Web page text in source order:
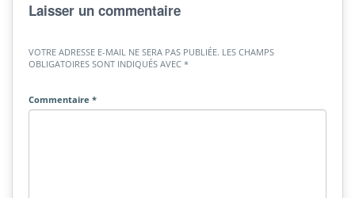
Laisser un commentaire
VOTRE ADRESSE E-MAIL NE SERA PAS PUBLIÉE. LES CHAMPS
OBLIGATOIRES SONT INDIQUÉS AVEC *
Commentaire *